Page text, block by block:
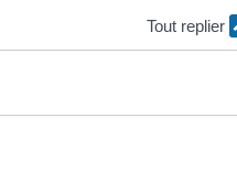
Tout replier